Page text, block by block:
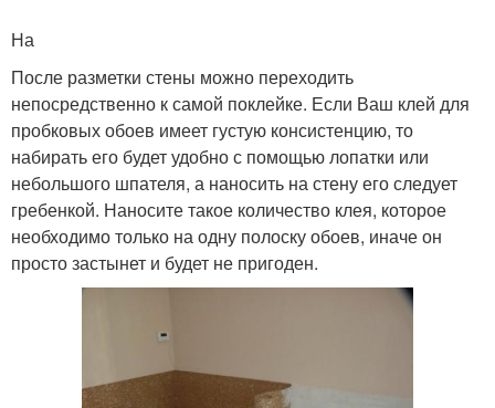
На
После разметки стены можно переходить
непосредственно к самой поклейке. Если Ваш клей для
пробковых обоев имеет густую консистенцию, то
набирать его будет удобно с помощью лопатки или
небольшого шпателя, а наносить на стену его следует
гребенкой. Наносите такое количество клея, которое
необходимо только на одну полоску обоев, иначе он
просто застынет и будет не пригоден.